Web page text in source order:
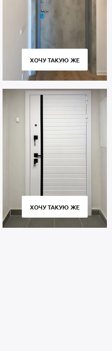
ХОЧУ ТАКУЮ ЖЕ
ХОЧУ ТАКУЮ ЖЕ